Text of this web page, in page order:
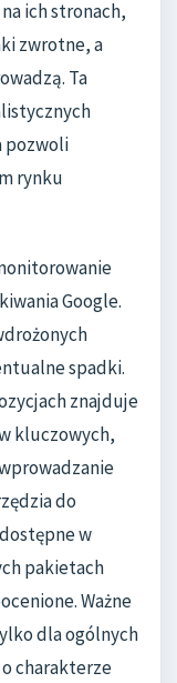
ich stronach,
zwrotne, a
Ta
pozwoli
rynku
Google.
spadki.
znajduje
kluczowych,
do
w
pakietach
Ważne
dla ogólnych
charakterze